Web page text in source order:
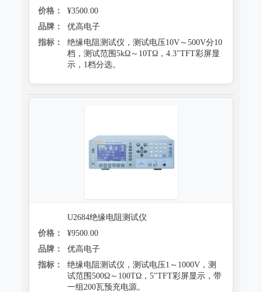
价格：
¥3500.00
品牌：
优高电子
指标：
绝缘电阻测试仪，测试电压10V～500V分10
档，测试范围5kΩ～10TΩ，4.3"TFT彩屏显
示，1档分选。
U2684绝缘电阻测试仪
价格：
¥9500.00
品牌：
优高电子
指标：
绝缘电阻测试仪，测试电压1～1000V，测
试范围500Ω～100TΩ，5"TFT彩屏显示，带
一组200瓦预充电源。